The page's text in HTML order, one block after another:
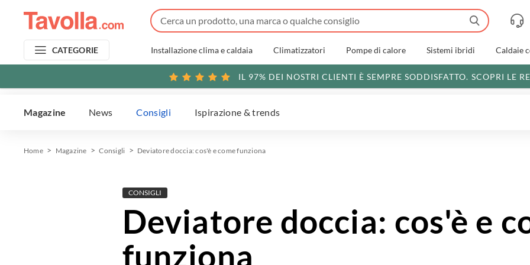
CATEGORIE Installazione clima e caldaia Climatizzatori Pompe di calore Sistemi ibridi Caldaie
IL 97% DEI NOSTRI CLIENTI È SEMPRE SODDISFATTO. SCOPRI LE
Magazine News Consigli Ispirazione & trends
Home Magazine Consigli Deviatore doccia: cos'è e come funziona
CONSIGLI
Deviatore doccia: cos'è e
funziona